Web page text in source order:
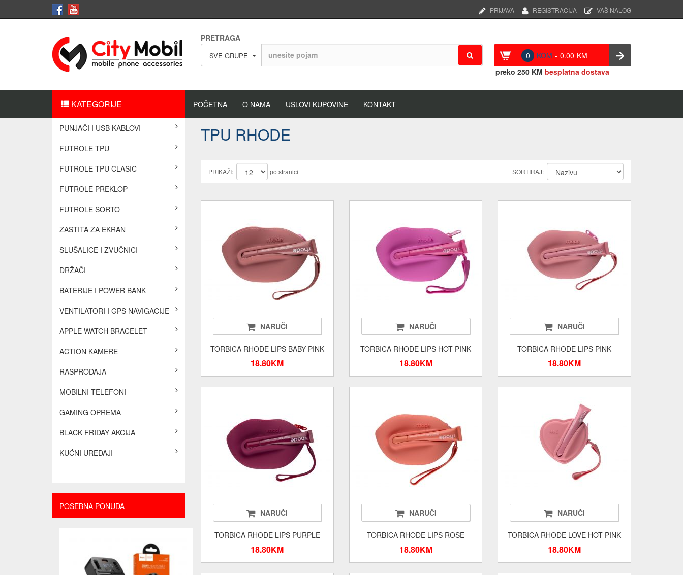
VAŠ NALOG
REGISTRACIJA
PRIJAVA
PRETRAGA
SVE GRUPE 0 KOM - 0.00 KM
preko 250 KM besplatna dostava
KATEGORIJE
PUNJAČI I USB KABLOVI
FUTROLE TPU
FUTROLE TPU CLASIC
FUTROLE PREKLOP
FUTROLE SORTO
ZAŠTITA ZA EKRAN
SLUŠALICE I ZVUČNICI
DRŽAČI
BATERIJE I POWER BANK
VENTILATORI I GPS NAVIGACIJE
APPLE WATCH BRACELET
ACTION KAMERE
RASPRODAJA
MOBILNI TELEFONI
GAMING OPREMA
BLACK FRIDAY AKCIJA
KUĆNI UREĐAJI
POSEBNA PONUDA
POČETNA O NAMA USLOVI KUPOVINE KONTAKT
TPU RHODE
PRIKAŽI: po stranici SORTIRAJ:
NARUČI
TORBICA RHODE LIPS BABY PINK
18.80KM
NARUČI
TORBICA RHODE LIPS HOT PINK
18.80KM
NARUČI
TORBICA RHODE LIPS PINK
18.80KM
NARUČI
TORBICA RHODE LIPS PURPLE
18.80KM
NARUČI
TORBICA RHODE LIPS ROSE
18.80KM
NARUČI
TORBICA RHODE LOVE HOT PINK
18.80KM